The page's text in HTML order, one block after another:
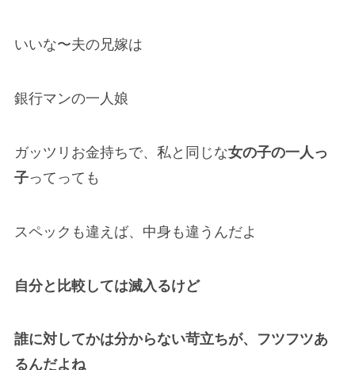
いいな〜夫の兄嫁は
銀行マンの一人娘
ガッツリお金持ちで、私と同じな女の子の一人っ
子ってっても
スペックも違えば、中身も違うんだよ
自分と比較しては滅入るけど
誰に対してかは分からない苛立ちが、フツフツあ
るんだよね